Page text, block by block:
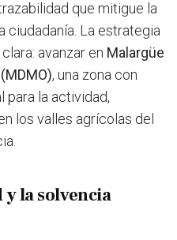
que mitigue la
ciudadanía. La estrategia
avanzar en Malargüe
, una zona con
para la actividad,
los valles agrícolas del
la solvencia